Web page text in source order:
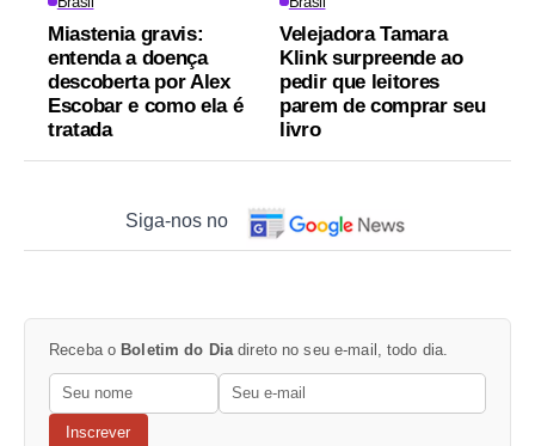
Miastenia gravis:
entenda a doença
descoberta por Alex
Escobar e como ela é
tratada
Velejadora Tamara
Klink surpreende ao
pedir que leitores
parem de comprar seu
livro
Siga-nos no
Receba o Boletim do Diadireto no seu e-mail, todo dia.
Inscrever